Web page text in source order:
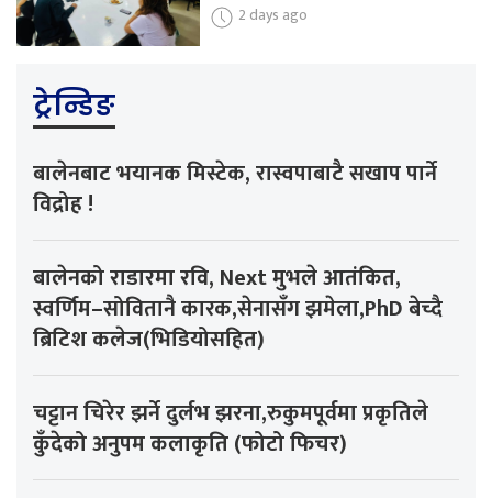
2 days ago
ट्रेन्डिङ
बालेनबाट भयानक मिस्टेक, रास्वपाबाटै सखाप पार्ने
विद्रोह !
बालेनको राडारमा रवि, Next मुभले आतंकित,
स्वर्णिम–सोवितानै कारक,सेनासँग झमेला,PhD बेच्दै
ब्रिटिश कलेज(भिडियोसहित)
चट्टान चिरेर झर्ने दुर्लभ झरना,रुकुमपूर्वमा प्रकृतिले
कुँदेको अनुपम कलाकृति (फोटो फिचर)